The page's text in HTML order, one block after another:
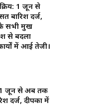
1 जून से
बारिश दर्ज,
सभी प्रमुख
से बदला
में आई तेजी।
1 जून से अब तक
दर्ज, दीपका में